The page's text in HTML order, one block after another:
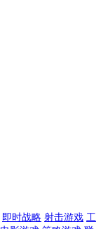
即时战略 射击游戏 工